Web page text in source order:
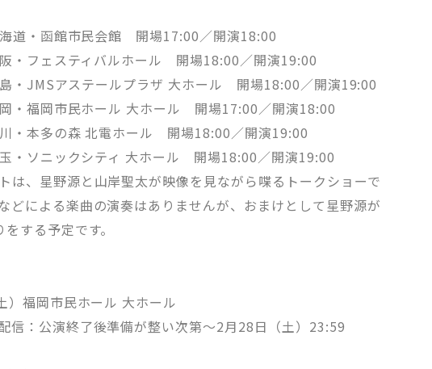
道・函館市民会館 開場17:00／開演18:00
・フェスティバルホール 開場18:00／開演19:00
・JMSアステールプラザ 大ホール 開場18:00／開演19:00
・福岡市民ホール 大ホール 開場17:00／開演18:00
・本多の森 北電ホール 開場18:00／開演19:00
・ソニックシティ 大ホール 開場18:00／開演19:00
は、星野源と山岸聖太が映像を見ながら喋るトークショーで
どによる楽曲の演奏はありませんが、おまけとして星野源が
する予定です。
）福岡市民ホール 大ホール
信：公演終了後準備が整い次第〜2月28日（土）23:59